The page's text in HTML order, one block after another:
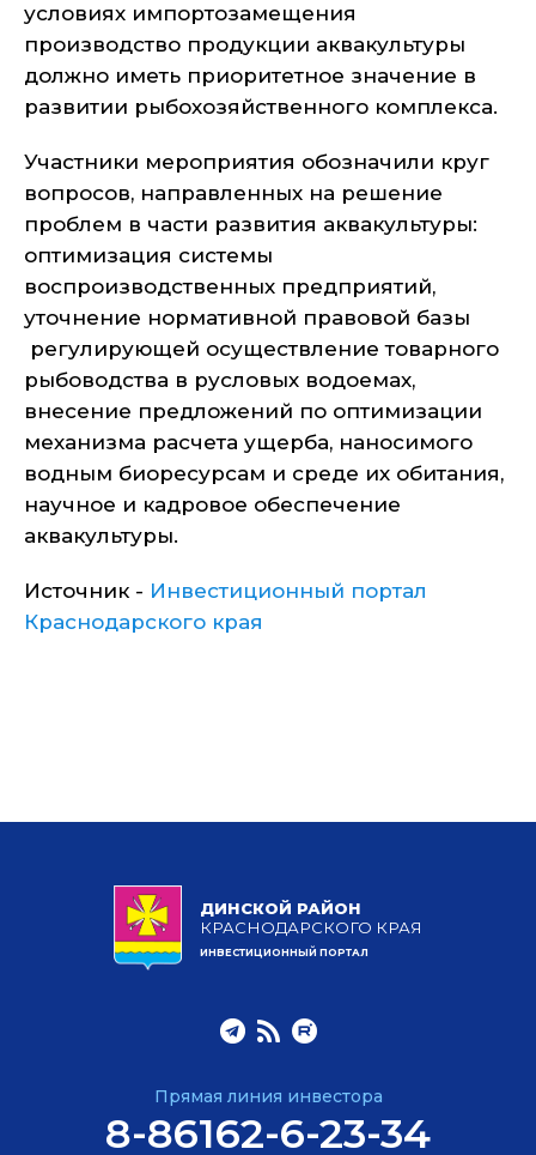
условиях импортозамещения
производство продукции аквакультуры
должно иметь приоритетное значение в
развитии рыбохозяйственного комплекса.
Участники мероприятия обозначили круг
вопросов, направленных на решение
проблем в части развития аквакультуры:
оптимизация системы
воспроизводственных предприятий,
уточнение нормативной правовой базы
регулирующей осуществление товарного
рыбоводства в русловых водоемах,
внесение предложений по оптимизации
механизма расчета ущерба, наносимого
водным биоресурсам и среде их обитания,
научное и кадровое обеспечение
аквакультуры.
Источник - Инвестиционный портал
Краснодарского края
ДИНСКОЙ РАЙОН
КРАСНОДАРСКОГО КРАЯ
ИНВЕСТИЦИОННЫЙ ПОРТАЛ
Прямая линия инвестора
8-86162-6-23-34